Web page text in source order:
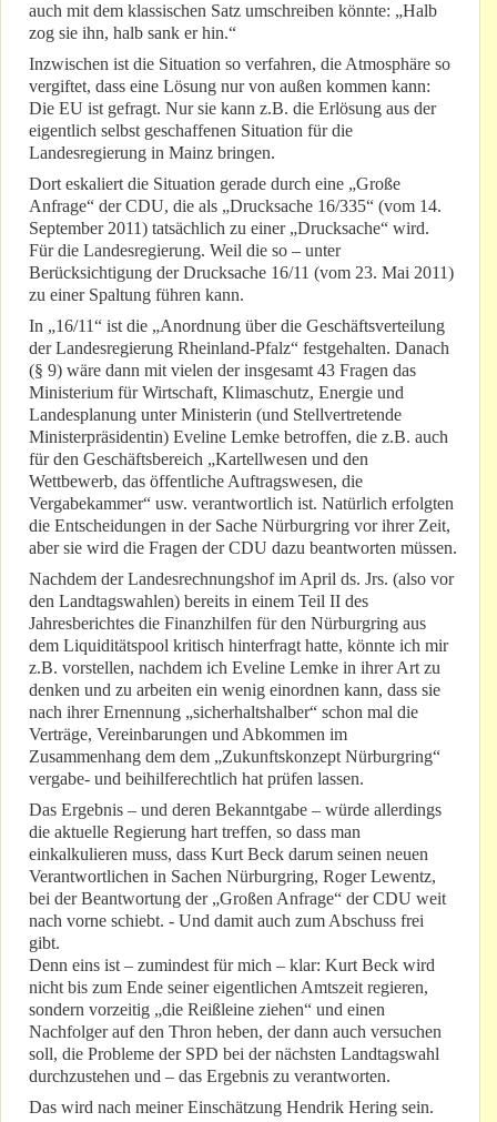
auch mit dem klassischen Satz umschreiben könnte: „Halb
zog sie ihn, halb sank er hin.“
Inzwischen ist die Situation so verfahren, die Atmosphäre so
vergiftet, dass eine Lösung nur von außen kommen kann:
Die EU ist gefragt. Nur sie kann z.B. die Erlösung aus der
eigentlich selbst geschaffenen Situation für die
Landesregierung in Mainz bringen.
Dort eskaliert die Situation gerade durch eine „Große
Anfrage“ der CDU, die als „Drucksache 16/335“ (vom 14.
September 2011) tatsächlich zu einer „Drucksache“ wird.
Für die Landesregierung. Weil die so – unter
Berücksichtigung der Drucksache 16/11 (vom 23. Mai 2011)
zu einer Spaltung führen kann.
In „16/11“ ist die „Anordnung über die Geschäftsverteilung
der Landesregierung Rheinland-Pfalz“ festgehalten. Danach
(§ 9) wäre dann mit vielen der insgesamt 43 Fragen das
Ministerium für Wirtschaft, Klimaschutz, Energie und
Landesplanung unter Ministerin (und Stellvertretende
Ministerpräsidentin) Eveline Lemke betroffen, die z.B. auch
für den Geschäftsbereich „Kartellwesen und den
Wettbewerb, das öffentliche Auftragswesen, die
Vergabekammer“ usw. verantwortlich ist. Natürlich erfolgten
die Entscheidungen in der Sache Nürburgring vor ihrer Zeit,
aber sie wird die Fragen der CDU dazu beantworten müssen.
Nachdem der Landesrechnungshof im April ds. Jrs. (also vor
den Landtagswahlen) bereits in einem Teil II des
Jahresberichtes die Finanzhilfen für den Nürburgring aus
dem Liquiditätspool kritisch hinterfragt hatte, könnte ich mir
z.B. vorstellen, nachdem ich Eveline Lemke in ihrer Art zu
denken und zu arbeiten ein wenig einordnen kann, dass sie
nach ihrer Ernennung „sicherhaltshalber“ schon mal die
Verträge, Vereinbarungen und Abkommen im
Zusammenhang dem dem „Zukunftskonzept Nürburgring“
vergabe- und beihilferechtlich hat prüfen lassen.
Das Ergebnis – und deren Bekanntgabe – würde allerdings
die aktuelle Regierung hart treffen, so dass man
einkalkulieren muss, dass Kurt Beck darum seinen neuen
Verantwortlichen in Sachen Nürburgring, Roger Lewentz,
bei der Beantwortung der „Großen Anfrage“ der CDU weit
nach vorne schiebt. - Und damit auch zum Abschuss frei
gibt.
Denn eins ist – zumindest für mich – klar: Kurt Beck wird
nicht bis zum Ende seiner eigentlichen Amtszeit regieren,
sondern vorzeitig „die Reißleine ziehen“ und einen
Nachfolger auf den Thron heben, der dann auch versuchen
soll, die Probleme der SPD bei der nächsten Landtagswahl
durchzustehen und – das Ergebnis zu verantworten.
Das wird nach meiner Einschätzung Hendrik Hering sein.